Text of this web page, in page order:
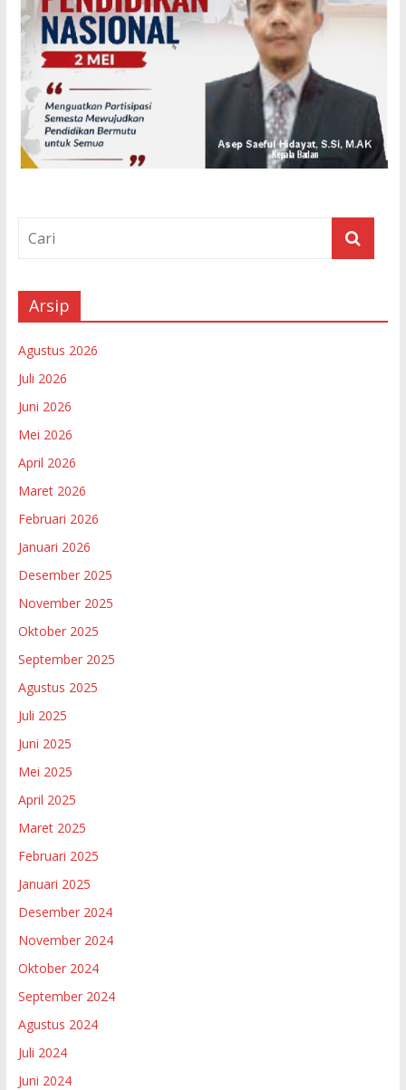
Arsip
Agustus 2026
Juli 2026
Juni 2026
Mei 2026
April 2026
Maret 2026
Februari 2026
Januari 2026
Desember 2025
November 2025
Oktober 2025
September 2025
Agustus 2025
Juli 2025
Juni 2025
Mei 2025
April 2025
Maret 2025
Februari 2025
Januari 2025
Desember 2024
November 2024
Oktober 2024
September 2024
Agustus 2024
Juli 2024
Juni 2024